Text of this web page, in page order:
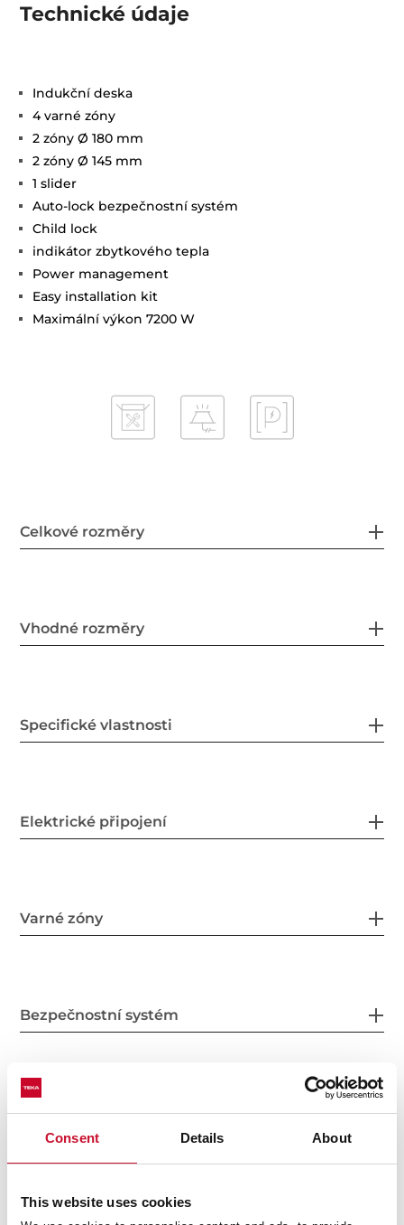
Consent Details About
This website uses cookies
Technické údaje
Indukční deska
4 varné zóny
2 zóny Ø 180 mm
2 zóny Ø 145 mm
1 slider
Auto-lock bezpečnostní systém
Child lock
indikátor zbytkového tepla
Power management
Easy installation kit
Maximální výkon 7200 W
Celkové rozměry
Vhodné rozměry
Specifické vlastnosti
Elektrické připojení
Varné zóny
Bezpečnostní systém
Dokončit
Příslušenství